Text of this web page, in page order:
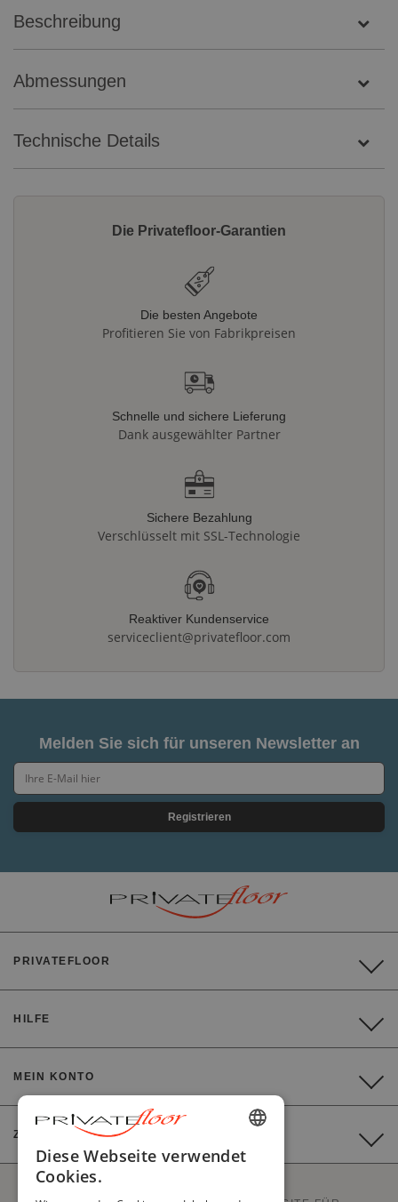
Beschreibung
Abmessungen
Technische Details
Die Privatefloor-Garantien
Die besten Angebote
Profitieren Sie von Fabrikpreisen
Schnelle und sichere Lieferung
Dank ausgewählter Partner
Sichere Bezahlung
Verschlüsselt mit SSL-Technologie
Reaktiver Kundenservice
serviceclient@privatefloor.com
Melden Sie sich für unseren Newsletter an
Registrieren
PRIVATEFLOOR
HILFE
MEIN KONTO
ZAHLUNG
ENGLISH
Diese Webseite verwendet
Cookies.